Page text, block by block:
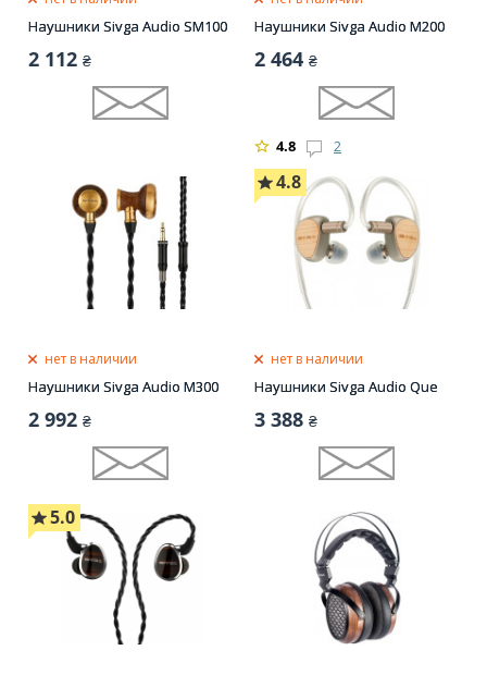
Наушники Sivga Audio SM100
2 112 ₴
Наушники Sivga Audio M200
2 464 ₴
4.8 2
нет в наличии
Наушники Sivga Audio M300
2 992 ₴
4.8
нет в наличии
Наушники Sivga Audio Que
3 388 ₴
5.0